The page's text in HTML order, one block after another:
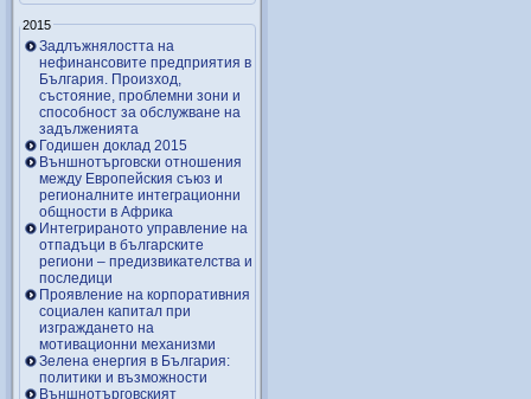
2015
Задлъжнялостта на
нефинансовите предприятия в
България. Произход,
състояние, проблемни зони и
способност за обслужване на
задълженията
Годишен доклад 2015
Външнотърговски отношения
между Европейския съюз и
регионалните интеграционни
общности в Африка
Интегрираното управление на
отпадъци в българските
региони – предизвикателства и
последици
Проявление на корпоративния
социален капитал при
изграждането на
мотивационни механизми
Зелена енергия в България:
политики и възможности
Външнотърговският